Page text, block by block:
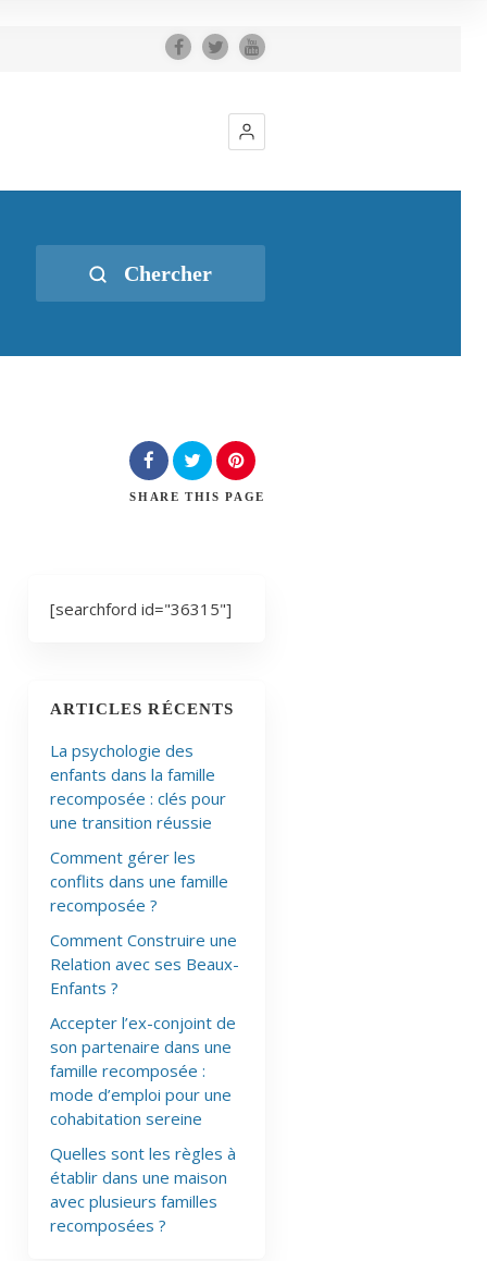
Chercher
SHARE THIS PAGE
[searchford id="36315"]
ARTICLES RÉCENTS
La psychologie des
enfants dans la famille
recomposée : clés pour
une transition réussie
Comment gérer les
conflits dans une famille
recomposée ?
Comment Construire une
Relation avec ses Beaux-
Enfants ?
Accepter l’ex-conjoint de
son partenaire dans une
famille recomposée :
mode d’emploi pour une
cohabitation sereine
Quelles sont les règles à
établir dans une maison
avec plusieurs familles
recomposées ?